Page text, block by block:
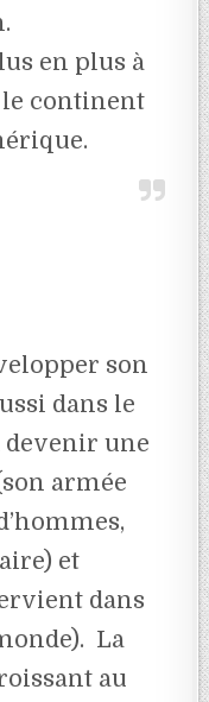
en plus à
le continent
son
dans le
devenir une
armée
et
dans
La
au